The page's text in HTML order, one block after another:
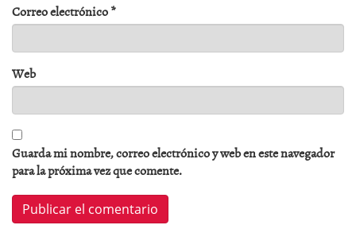
Correo electrónico*
Web
Guarda mi nombre, correo electrónico y web en este navegador
para la próxima vez que comente.